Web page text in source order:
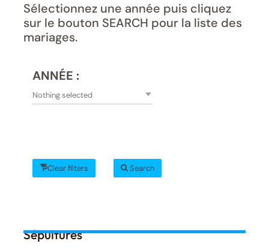
Sélectionnez une année puis cliquez
sur le bouton SEARCH pour la liste des
mariages.
ANNÉE :
Nothing selected
Clear filters Search
Sépultures